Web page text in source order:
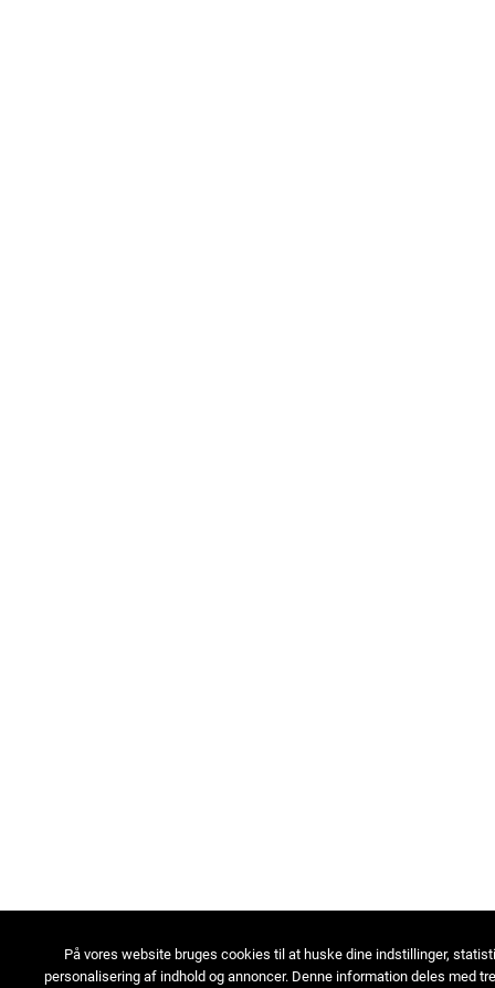
På vores website bruges cookies til at huske dine indstillinger,
personalisering af indhold og annoncer. Denne information deles med